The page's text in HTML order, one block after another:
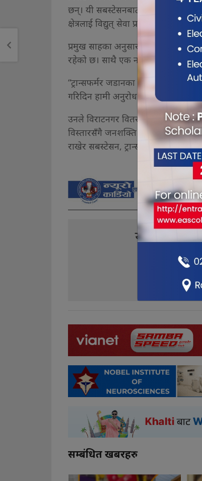
छन्। यी सबस्टेसनबाट विराटनगर
क्षेत्रलाई विद्युत् सेवा प्रदान हुँदै आएको छ।
प्रमुख साहका अनुसार तत्काल समस्या
रहेको छ। साथै एक नयाँ सबस्टेसन
“ट्रान्सफर्मर जडानका लागि
गरिदिन हामी अनुरोध गर्छौं,” उनले भने।
उनले विराटनगर वितरण केन्द्रमा
विस्तारसँगै जनशक्ति व्यवस्थापनमा पनि
राखेर सबस्टेसन, ट्रान्सफर्मर तथा
यो खबर
0
सम्बंधित खबरहरु